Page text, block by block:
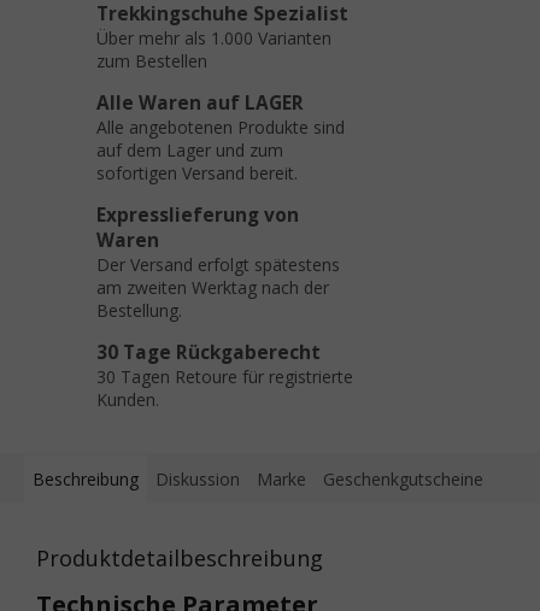
Trekkingschuhe Spezialist
Über mehr als 1.000 Varianten
zum Bestellen
Alle Waren auf LAGER
Alle angebotenen Produkte sind
auf dem Lager und zum
sofortigen Versand bereit.
Expresslieferung von
Waren
Der Versand erfolgt spätestens
am zweiten Werktag nach der
Bestellung.
30 Tage Rückgaberecht
30 Tagen Retoure für registrierte
Kunden.
Beschreibung Diskussion Marke Geschenkgutscheine
Produktdetailbeschreibung
Technische Parameter